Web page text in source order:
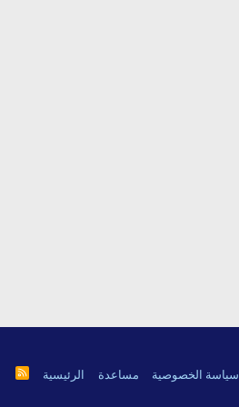
سياسة الخصوصية مساعدة الرئيسية
R